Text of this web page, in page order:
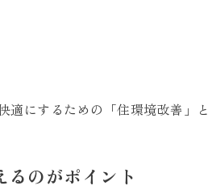
にするための「住環境改善」
のがポイント